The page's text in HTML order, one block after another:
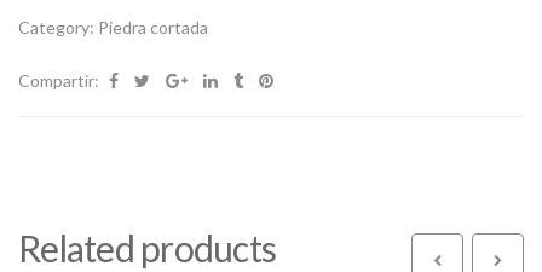
Category: Piedra cortada
Compartir:
Related products